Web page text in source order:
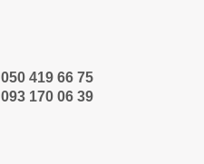
050 419 66 75
093 170 06 39